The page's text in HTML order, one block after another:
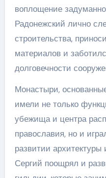
воплощение
Радонежский лично
строительства,
материалов и
долговечности
Монастыри,
имели не только
убежища и центра
православия, но и
развитии архитектуры
Сергий поощрял и